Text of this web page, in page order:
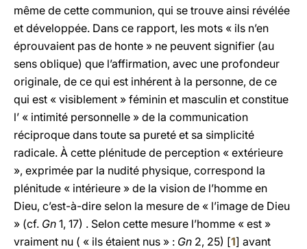
même de cette communion, qui se trouve ainsi révélée
et développée. Dans ce rapport, les mots « ils n’en
éprouvaient pas de honte » ne peuvent signifier (au
sens oblique) que l’affirmation, avec une profondeur
originale, de ce qui est inhérent à la personne, de ce
qui est « visiblement » féminin et masculin et constitue
l’ « intimité personnelle » de la communication
réciproque dans toute sa pureté et sa simplicité
radicale. À cette plénitude de perception « extérieure
», exprimée par la nudité physique, correspond la
plénitude « intérieure » de la vision de l’homme en
Dieu, c’est-à-dire selon la mesure de « l’image de Dieu
» (cf. Gn 1, 17) . Selon cette mesure l’homme « est »
vraiment nu ( « ils étaient nus » : Gn 2, 25) [1] avant